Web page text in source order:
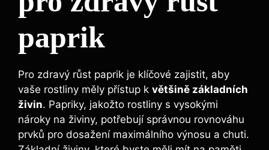
paprik
Pro ‍zdravý růst paprik je klíčové zajistit, aby
vaše rostliny‌ měly přístup k většině základních
živin. ‌Papriky, jakožto rostliny s vysokými
nároky na živiny, potřebují správnou rovnováhu
prvků ‌pro dosažení maximálního výnosu a chuti.